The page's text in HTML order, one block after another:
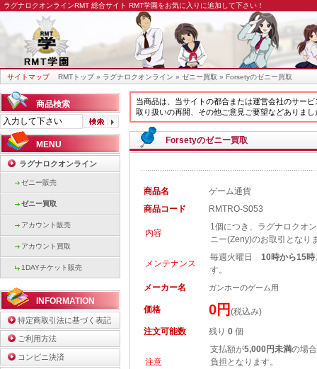
ラグナロクオンラインRMT 総合サイト RMT学園をお気に入りに追加して下さい！
サイトマップ RMTトップ» ラグナロクオンライン » ゼニー買取 » Forsetyのゼニー買取
商品検索
MENU
ラグナロクオンライン
ゼニー販売
ゼニー買取
アカウント販売
アカウント買取
1DAYチケット販売
INFORMATION
特定商取引法に基づく表記
ご利用方法
コンビニ決済
当商品は、当サイトの都合または運営会社のサー
取り扱いの再開、その他ご意見ご要望などありま
Forsetyのゼニー買取
商品名
ゲーム通貨
商品コード
RMTRO-S053
内容
1個につき、ラグナロクオ
ニー(Zeny)のお取引となり
メンテナンス
毎週火曜日 10時から15時
す。
メーカー名
ガンホーのゲーム用
価格 0円 (税込み)
注文可能数
残り 0 個
注意
支払額が5,000円未満の場
負担となります。